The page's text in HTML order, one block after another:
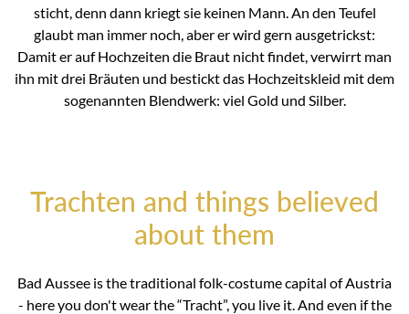
sticht, denn dann kriegt sie keinen Mann. An den Teufel
glaubt man immer noch, aber er wird gern ausgetrickst:
Damit er auf Hochzeiten die Braut nicht findet, verwirrt man
ihn mit drei Bräuten und bestickt das Hochzeitskleid mit dem
sogenannten Blendwerk: viel Gold und Silber.
Trachten and things believed
about them
Bad Aussee is the traditional folk-costume capital of Austria
- here you don't wear the “Tracht”, you live it. And even if the